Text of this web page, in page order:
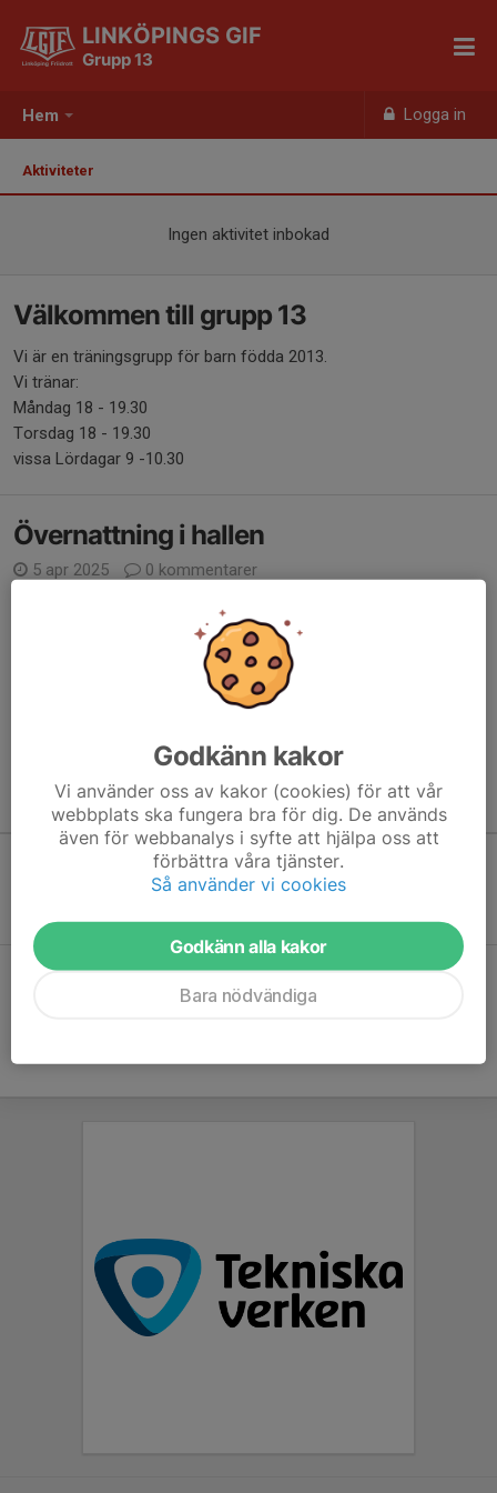
Hem Logga in
LINKÖPINGS GIF
Grupp 13
Aktiviteter
Ingen aktivitet inbokad
Välkommen till grupp 13
Vi är en träningsgrupp för barn födda 2013.
Vi tränar:
Måndag 18 - 19.30
Torsdag 18 - 19.30
vissa Lördagar 9 -10.30
Övernattning i hallen
5 apr 2025
0 kommentarer
övernattning i hallen den 26-27 april. Anmäl via
Vid frågor hör av er på mejl till ungdomskommitten@lgif.se eller
Kommande aktiviteter
Inga aktiviteter inbokade
Godkänn kakor
Vi använder oss av kakor (cookies) för att vår
webbplats ska fungera bra för dig. De används
även för webbanalys i syfte att hjälpa oss att
förbättra våra tjänster.
Så använder vi cookies
Godkänn alla kakor
Bara nödvändiga